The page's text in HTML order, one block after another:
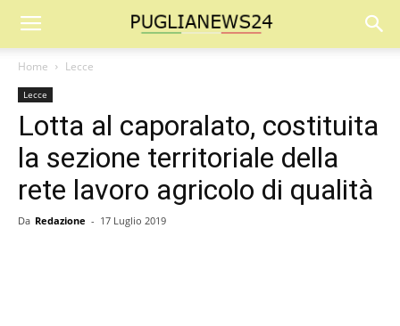
Home Lecce
Lecce
Lotta al caporalato, costituita
la sezione territoriale della
rete lavoro agricolo di qualità
Da Redazione - 17 Luglio 2019